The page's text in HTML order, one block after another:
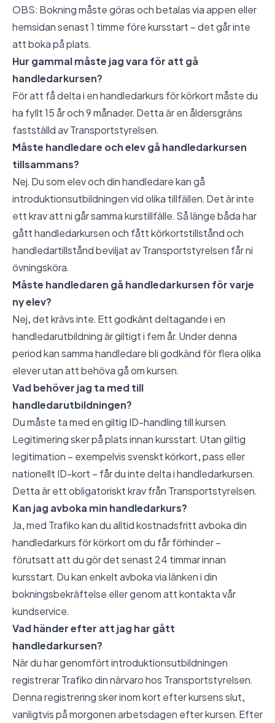
OBS: Bokning måste göras och betalas via appen eller
hemsidan senast 1 timme före kursstart – det går inte
att boka på plats.
Hur gammal måste jag vara för att gå
handledarkursen?
För att få delta i en handledarkurs för körkort måste du
ha fyllt 15 år och 9 månader. Detta är en åldersgräns
fastställd av Transportstyrelsen.
Måste handledare och elev gå handledarkursen
tillsammans?
Nej. Du som elev och din handledare kan gå
introduktionsutbildningen vid olika tillfällen. Det är inte
ett krav att ni går samma kurstillfälle. Så länge båda har
gått handledarkursen och fått körkortstillstånd och
handledartillstånd beviljat av Transportstyrelsen får ni
övningsköra.
Måste handledaren gå handledarkursen för varje
ny elev?
Nej, det krävs inte. Ett godkänt deltagande i en
handledarutbildning är giltigt i fem år. Under denna
period kan samma handledare bli godkänd för flera olika
elever utan att behöva gå om kursen.
Vad behöver jag ta med till
handledarutbildningen?
Du måste ta med en giltig ID-handling till kursen.
Legitimering sker på plats innan kursstart. Utan giltig
legitimation – exempelvis svenskt körkort, pass eller
nationellt ID-kort – får du inte delta i handledarkursen.
Detta är ett obligatoriskt krav från Transportstyrelsen.
Kan jag avboka min handledarkurs?
Ja, med Trafiko kan du alltid kostnadsfritt avboka din
handledarkurs för körkort om du får förhinder –
förutsatt att du gör det senast 24 timmar innan
kursstart. Du kan enkelt avboka via länken i din
bokningsbekräftelse eller genom att kontakta vår
kundservice.
Vad händer efter att jag har gått
handledarkursen?
När du har genomfört introduktionsutbildningen
registrerar Trafiko din närvaro hos Transportstyrelsen.
Denna registrering sker inom kort efter kursens slut,
vanligtvis på morgonen arbetsdagen efter kursen. Efter